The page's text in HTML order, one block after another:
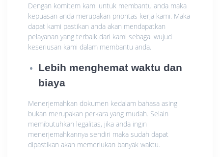
Dengan komitem kami untuk membantu anda maka
kepuasan anda merupakan prioritas kerja kami. Maka
dapat kami pastikan anda akan mendapatkan
pelayanan yang terbaik dari kami sebagai wujud
keseriusan kami dalam membantu anda.
Lebih menghemat waktu dan
biaya
Menerjemahkan dokumen kedalam bahasa asing
bukan merupakan perkara yang mudah. Selain
memibutuhkan legalitas, jika anda ingin
menerjemahkannya sendiri maka sudah dapat
dipastikan akan memerlukan banyak waktu.